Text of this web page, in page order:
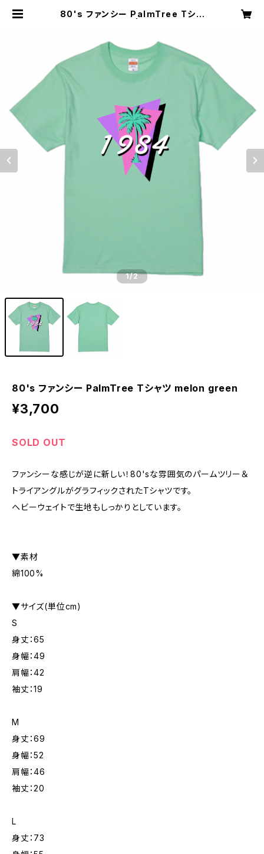
80's ファンシー PalmTree Tシャ
ャルショップ
1/2
80's ファンシー PalmTree Tシャツ melon green
¥3,700
SOLD OUT
ファンシーな感じが逆に新しい！80'sな雰囲気のパームツリー＆
トライアングルがグラフィックされたTシャツです。
ヘビーウェイトで生地もしっかりとしています。
▼素材
綿100%
▼サイズ(単位cm)
S
身丈：65
身幅：49
肩幅：42
袖丈：19
M
身丈：69
身幅：52
肩幅：46
袖丈：20
L
身丈：73